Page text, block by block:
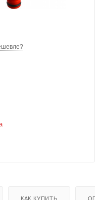
КАК КУПИТЬ